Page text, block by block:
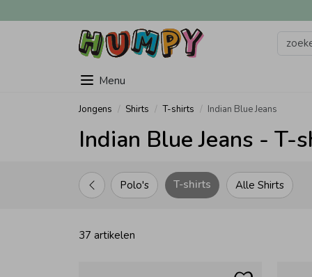
Menu
Jongens Shirts T-shirts Indian Blue Jeans
Indian Blue Jeans - T-
Alle Shirts
Polo's T-shirts
37 artikelen